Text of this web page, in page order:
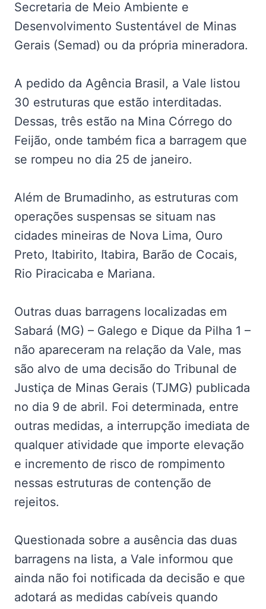
Secretaria de Meio Ambiente e
Desenvolvimento Sustentável de Minas
Gerais (Semad) ou da própria mineradora.
A pedido da Agência Brasil, a Vale listou
30 estruturas que estão interditadas.
Dessas, três estão na Mina Córrego do
Feijão, onde também fica a barragem que
se rompeu no dia 25 de janeiro.
Além de Brumadinho, as estruturas com
operações suspensas se situam nas
cidades mineiras de Nova Lima, Ouro
Preto, Itabirito, Itabira, Barão de Cocais,
Rio Piracicaba e Mariana.
Outras duas barragens localizadas em
Sabará (MG) – Galego e Dique da Pilha 1 –
não apareceram na relação da Vale, mas
são alvo de uma decisão do Tribunal de
Justiça de Minas Gerais (TJMG) publicada
no dia 9 de abril. Foi determinada, entre
outras medidas, a interrupção imediata de
qualquer atividade que importe elevação
e incremento de risco de rompimento
nessas estruturas de contenção de
rejeitos.
Questionada sobre a ausência das duas
barragens na lista, a Vale informou que
ainda não foi notificada da decisão e que
adotará as medidas cabíveis quando